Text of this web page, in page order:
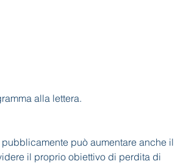
alla lettera.
può aumentare anche il
il proprio obiettivo di perdita di